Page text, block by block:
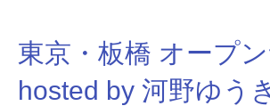
東京・板橋 オープ
hosted by 河野ゆ